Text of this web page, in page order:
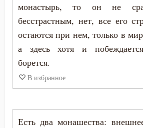
монастырь, то он не
бесстрастным, нет, все его
остаются при нем, только в
а здесь хотя и
борется.
В избранное
Есть два монашества: